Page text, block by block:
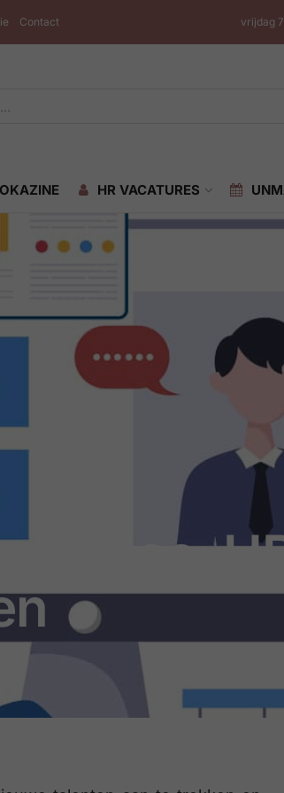
Contact vrijdag
HR VACATURES